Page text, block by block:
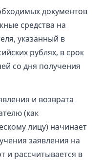
документов
средства на
указанный в
рублях, в срок
со дня получения
и возврата
(как
лицу) начинает
заявления на
и рассчитывается в